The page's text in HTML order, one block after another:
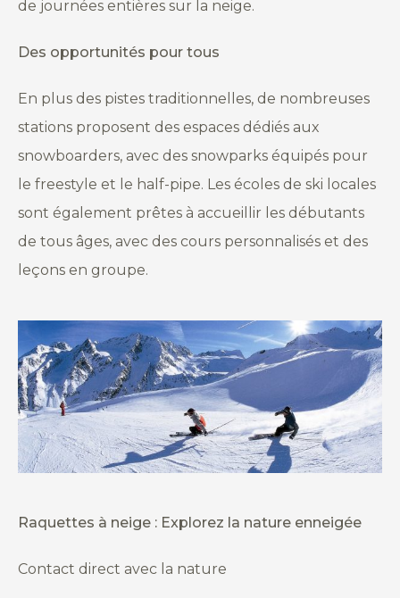
de journées entières sur la neige.
Des opportunités pour tous
En plus des pistes traditionnelles, de nombreuses
stations proposent des espaces dédiés aux
snowboarders, avec des snowparks équipés pour
le freestyle et le half-pipe. Les écoles de ski locales
sont également prêtes à accueillir les débutants
de tous âges, avec des cours personnalisés et des
leçons en groupe.
Raquettes à neige : Explorez la nature enneigée
Contact direct avec la nature